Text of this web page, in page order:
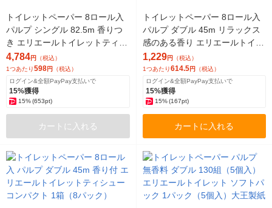
トイレットペーパー 8ロール入
パルプ シングル 82.5m 香りつ
き エリエールトイレットティシ
ューコンパクト 8パック 大王製
紙
4,784円 （税込）
1つあたり598円 （税込）
ログイン&全額PayPay支払いで
15%獲得
15%(653pt)
カートに入れる
トイレットペーパー 8ロール入
パルプ ダブル 45m リラックス
感のある香り エリエールトイレ
ットティシューコンパクト 1セ
ット（16ロール入り）
1,229円 （税込）
1つあたり614.5円 （税込）
ログイン&全額PayPay支払いで
15%獲得
15% (167pt)
カートに入れる